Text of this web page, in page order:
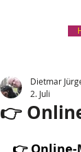
👉
Dietmar
2. Juli